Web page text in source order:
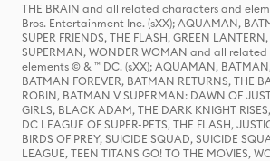
THE BRAIN and all related characters and
Bros. Entertainment Inc. (sXX); AQUAMAN,
SUPER FRIENDS, THE FLASH, GREEN
SUPERMAN, WONDER WOMAN and all
elements © & ™ DC. (sXX); AQUAMAN,
BATMAN FOREVER, BATMAN RETURNS, THE
ROBIN, BATMAN V SUPERMAN: DAWN OF
GIRLS, BLACK ADAM, THE DARK KNIGHT
DC LEAGUE OF SUPER-PETS, THE FLASH,
BIRDS OF PREY, SUICIDE SQUAD, SUICIDE
LEAGUE, TEEN TITANS GO! TO THE MOVIES,